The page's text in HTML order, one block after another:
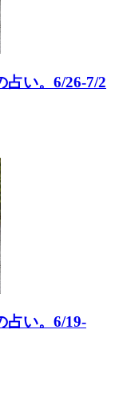
占い。6/26-7/2
占い。6/19-